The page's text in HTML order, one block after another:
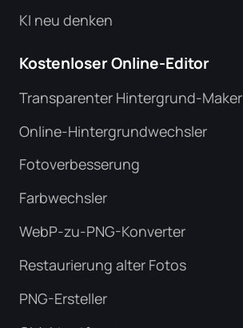
KI neu denken
Kostenloser Online-Editor
Transparenter Hintergrund-Maker
Online-Hintergrundwechsler
Fotoverbesserung
Farbwechsler
WebP-zu-PNG-Konverter
Restaurierung alter Fotos
PNG-Ersteller